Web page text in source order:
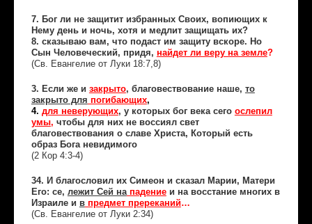
7. Бог ли не защитит избранных Своих, вопиющих к
Нему день и ночь, хотя и медлит защищать их?
8. сказываю вам, что подаст им защиту вскоре. Но
Сын Человеческий, придя, найдет ли веру на земле?
(Св. Евангелие от Луки 18:7,8)
3. Если же и закрыто, благовествование наше, то
закрыто для погибающих,
4. для неверующих, у которых бог века сего ослепил
умы, чтобы для них не воссиял свет
благовествования о славе Христа, Который есть
образ Бога невидимого
(2 Кор 4:3-4)
34. И благословил их Симеон и сказал Марии, Матери
Его: се, лежит Сей нападениеи на восстание многих в
Израиле и впредмет пререканий…
(Св. Евангелие от Луки 2:34)